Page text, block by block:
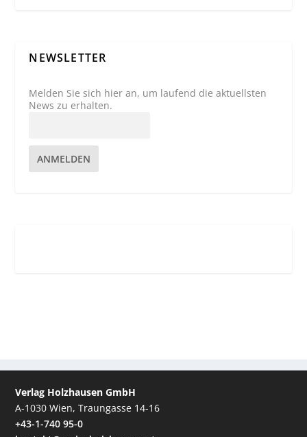
NEWSLETTER
Melden Sie sich hier an, um laufend die aktuellsten
News zu erhalten.
ANMELDEN
Verlag Holzhausen GmbH
A-1030 Wien, Traungasse 14-16
+43-1-740 95-0